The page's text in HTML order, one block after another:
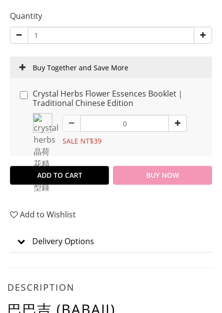
Quantity
Buy Together and Save More
Crystal Herbs Flower Essences Booklet｜
Traditional Chinese Edition
SALE NT$39
ADD TO CART BUY NOW
Add to Wishlist
Delivery Options
DESCRIPTION
巴巴吉 (BABAJI)